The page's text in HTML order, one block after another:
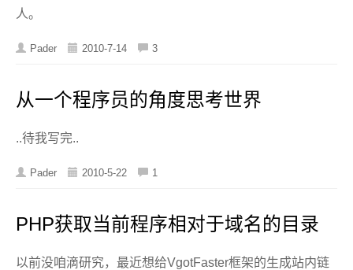
人。
Pader 2010-7-14 3
从一个程序员的角度思考世界
..待我写完..
Pader 2010-5-22 1
PHP获取当前程序相对于域名的目录
以前没咱滴研究，最近想给VgotFaster框架的生成站内链